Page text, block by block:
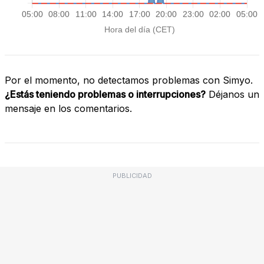
Por el momento, no detectamos problemas con Simyo.
¿Estás teniendo problemas o interrupciones? Déjanos un
mensaje en los comentarios.
PUBLICIDAD